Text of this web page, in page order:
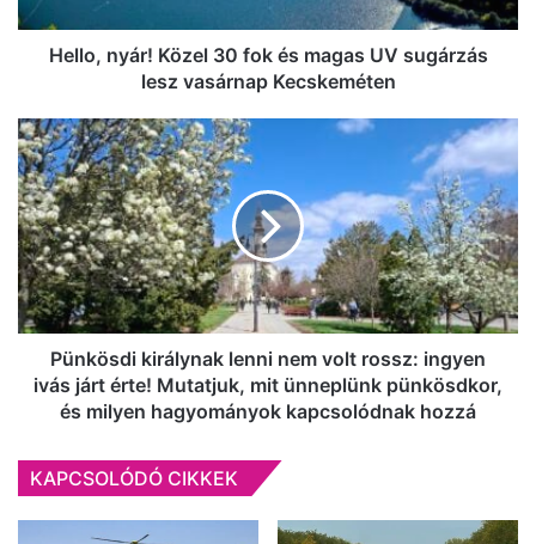
sugárzás
Hello, nyár! Közel 30 fok és magas UV sugárzás
lesz vasárnap Kecskeméten
Pünkösdi
királynak
lenni
nem
volt
rossz:
ingyen
ivás
járt
érte!
Mutatjuk,
és
Pünkösdi királynak lenni nem volt rossz: ingyen
ivás járt érte! Mutatjuk, mit ünneplünk pünkösdkor,
és milyen hagyományok kapcsolódnak hozzá
KAPCSOLÓDÓ CIKKEK